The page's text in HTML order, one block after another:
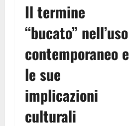
Il termine
“bucato” nell’uso
contemporaneo e
le sue
implicazioni
culturali